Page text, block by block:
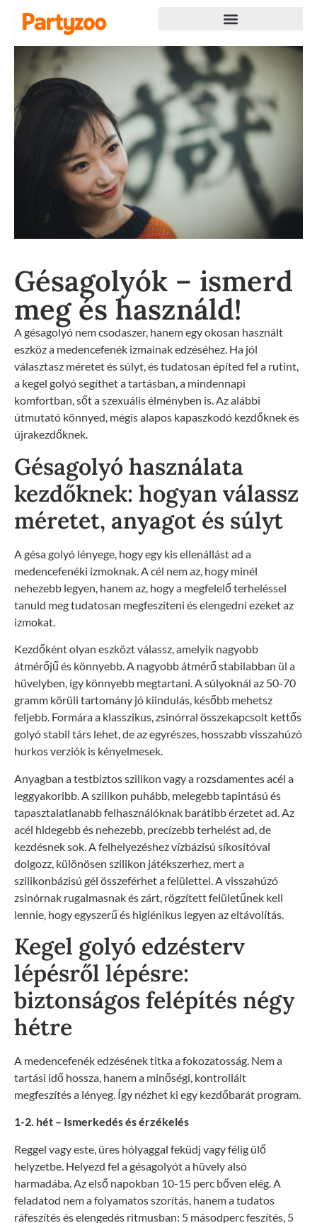
Gésagolyók – ismerd
meg és használd!
A gésagolyó nem csodaszer, hanem egy okosan használt
eszköz a medencefenék izmainak edzéséhez. Ha jól
választasz méretet és súlyt, és tudatosan építed fel a rutint,
a kegel golyó segíthet a tartásban, a mindennapi
komfortban, sőt a szexuális élményben is. Az alábbi
útmutató könnyed, mégis alapos kapaszkodó kezdőknek és
újrakezdőknek.
Gésagolyó használata
kezdőknek: hogyan válassz
méretet, anyagot és súlyt
A gésa golyó lényege, hogy egy kis ellenállást ad a
medencefenéki izmoknak. A cél nem az, hogy minél
nehezebb legyen, hanem az, hogy a megfelelő terheléssel
tanuld meg tudatosan megfeszíteni és elengedni ezeket az
izmokat.
Kezdőként olyan eszközt válassz, amelyik nagyobb
átmérőjű és könnyebb. A nagyobb átmérő stabilabban ül a
hüvelyben, így könnyebb megtartani. A súlyoknál az 50-70
gramm körüli tartomány jó kiindulás, később mehetsz
feljebb. Formára a klasszikus, zsinórral összekapcsolt kettős
golyó stabil társ lehet, de az egyrészes, hosszabb visszahúzó
hurkos verziók is kényelmesek.
Anyagban a testbiztos szilikon vagy a rozsdamentes acél a
leggyakoribb. A szilikon puhább, melegebb tapintású és
tapasztalatlanabb felhasználóknak barátibb érzetet ad. Az
acél hidegebb és nehezebb, precízebb terhelést ad, de
kezdésnek sok. A felhelyezéshez vízbázisú síkosítóval
dolgozz, különösen szilikon játékszerhez, mert a
szilikonbázisú gél összeférhet a felülettel. A visszahúzó
zsinórnak rugalmasnak és zárt, rögzített felületűnek kell
lennie, hogy egyszerű és higiénikus legyen az eltávolítás.
Kegel golyó edzésterv
lépésről lépésre:
biztonságos felépítés négy
hétre
A medencefenék edzésének titka a fokozatosság. Nem a
tartási idő hossza, hanem a minőségi, kontrollált
megfeszítés a lényeg. Így nézhet ki egy kezdőbarát program.
1-2. hét – Ismerkedés és érzékelés
Reggel vagy este, üres hólyaggal feküdj vagy félig ülő
helyzetbe. Helyezd fel a gésagolyót a hüvely alsó
harmadába. Az első napokban 10-15 perc bőven elég. A
feladatod nem a folyamatos szorítás, hanem a tudatos
ráfeszítés és elengedés ritmusban: 5 másodperc feszítés, 5